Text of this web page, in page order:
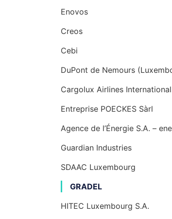
Enovos
Creos
Cebi
DuPont de Nemours
Cargolux Airlines International
Entreprise POECKES Sàrl
Agence de l’Énergie S.A. –
Guardian Industries
SDAAC Luxembourg
GRADEL
HITEC Luxembourg S.A.